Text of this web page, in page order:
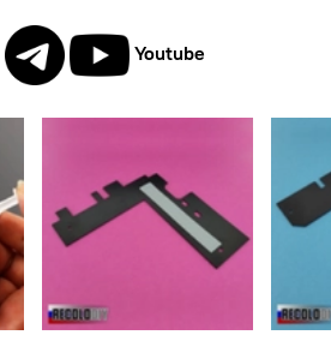
Youtube